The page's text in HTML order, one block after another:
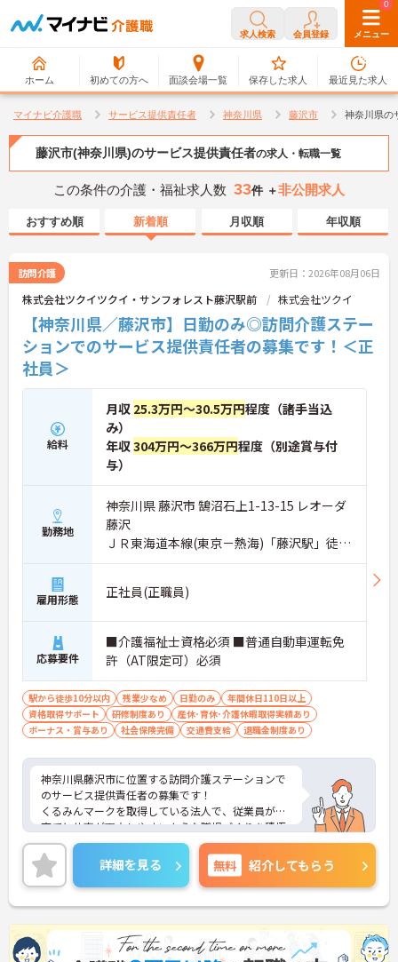
求人検索 会員登録 メニュー
ホーム 初めての方へ 面談会場一覧
0
保存した求人
0
最近見た求人
マイナビ介護職 サービス提供責任者 神奈川県 藤沢市 神奈川県の
藤沢市(神奈川県)のサービス提供責任者の求人・転職一覧
この条件の介護・福祉求人数 33件 ＋非公開求人
おすすめ順 新着順 月収順 年収順
訪問介護 更新日：2026年08月06日
株式会社ツクイツクイ・サンフォレスト藤沢駅前 株式会社ツクイ
【神奈川県／藤沢市】日勤のみ◎訪問介護ステー
ションでのサービス提供責任者の募集です！＜正
社員＞
給料
月収 25.3万円～30.5万円程度（諸手当込
み）
年収304万円～366万円程度（別途賞与付
与）
勤務地
神奈川県 藤沢市 鵠沼石上1-13-15 レオーダ
藤沢
ＪＲ東海道本線(東京－熱海)「藤沢駅」徒歩
4分
雇用形態 正社員(正職員)
応募要件
■介護福祉士資格必須 ■普通自動車運転免
許（AT限定可）必須
駅から徒歩10分以内 残業少なめ 日勤のみ
年間休日110日以上
資格取得サポート
研修制度あり
産休･育休･介護休暇取得実績あり
ボーナス・賞与あり
社会保険完備 交通費支給 退職金制度あり
神奈川県藤沢市に位置する訪問介護ステーションで
のサービス提供責任者の募集です！
くるみんマークを取得している法人で、従業員が子
育てと仕事が両立しやすいような職場づくりを積極
的に行っています。
ご興味ある方には、面接対策ポイントなど、さらに
詳細をお話しいたしますのでお気軽にご相談くださ
い！
詳細を見る 無料 紹介してもらう